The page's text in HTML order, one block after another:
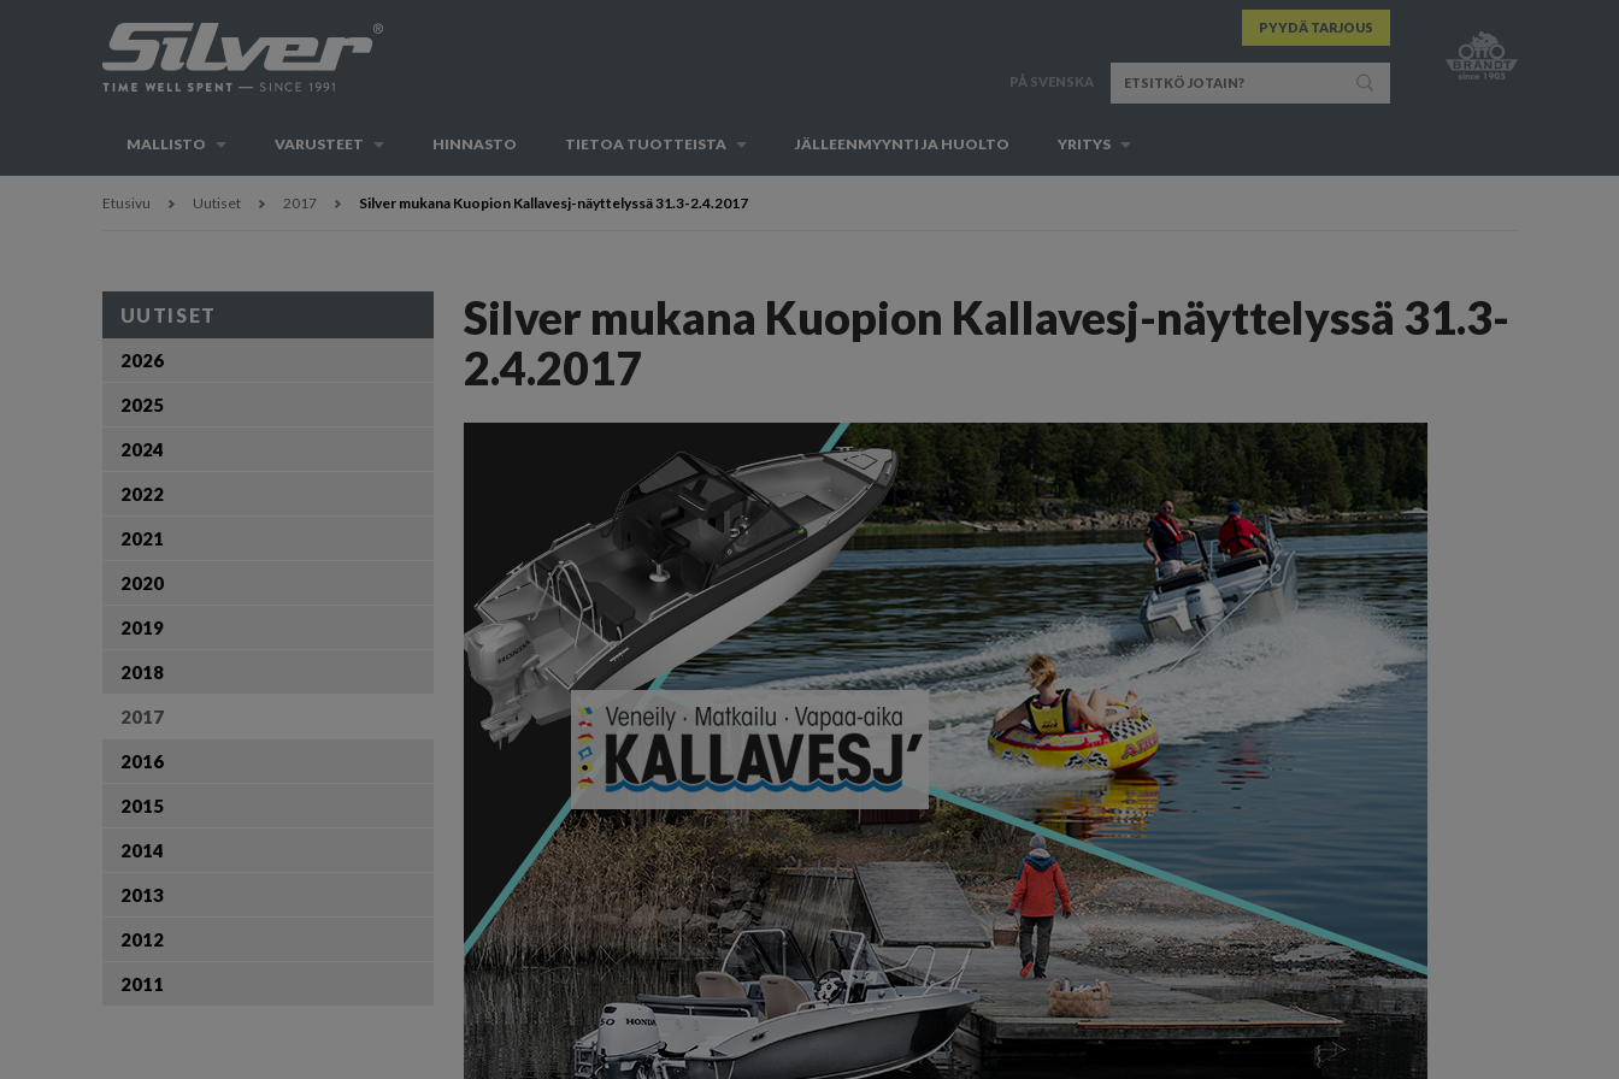
PYYDÄ TARJOUS
PÅ SVENSKA
MALLISTO VARUSTEET HINNASTO TIETOA TUOTTEISTA JÄLLEENMYYNTI JA HUOLTO YRITYS
Etusivu Uutiset 2017 Silver mukana Kuopion Kallavesj-näyttelyssä 31.3-2.4.2017
Silver mukana Kuopion Kallavesj-näyttelyssä 31.3-
2.4.2017
UUTISET
2026
2025
2024
2022
2021
2020
2019
2018
2017
2016
2015
2014
2013
2012
2011